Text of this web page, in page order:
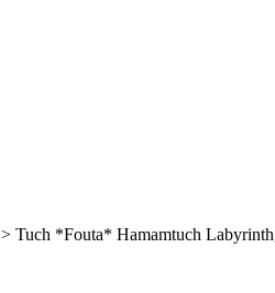
> Tuch *Fouta* Hamamtuch